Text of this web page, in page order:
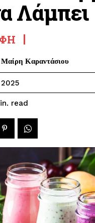
Λάμπει
Μαίρη Καραντάσιου
2025
read